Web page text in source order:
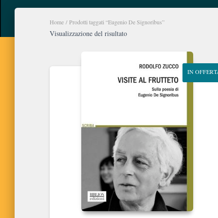
Home / Prodotti taggati “Eugenio De Signoribus”
Visualizzazione del risultato
IN